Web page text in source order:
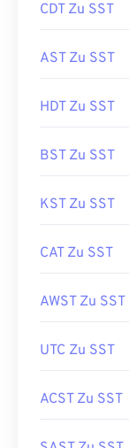
CDT Zu SST
AST Zu SST
HDT Zu SST
BST Zu SST
KST Zu SST
CAT Zu SST
AWST Zu SST
UTC Zu SST
ACST Zu SST